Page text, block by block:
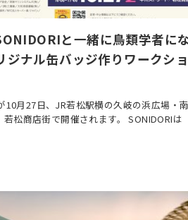
と一緒に鳥類学者に
ジナル缶バッジ作りワークシ
10月27日、JR若松駅横の久岐の浜広場・
松商店街で開催されます。 SONIDORIは